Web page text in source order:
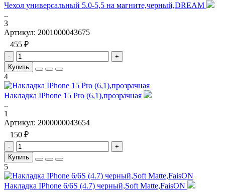
Чехол универсальный 5.0-5,5 на магните,черный,DREAM
..
3
Артикул: 2001000043675
455 ₽
-
+
Купить
4
Накладка IPhone 15 Pro (6,1),прозрачная
..
1
Артикул: 2000000043654
150 ₽
-
+
Купить
5
Накладка IPhone 6/6S (4.7) черный,Soft Matte,FaisON